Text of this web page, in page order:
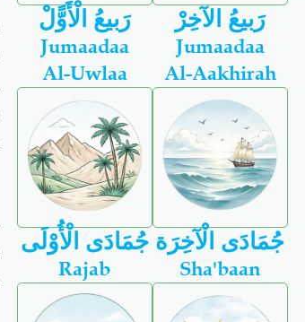
رَبيعُ الْأَوًّلْ رَبيعُ الآخِرْ
Jumaadaa
Al-Uwlaa
جُمَادَى الْأُوْلَى
Jumaadaa
Al-Aakhirah
جُمَادَى الْآخِرَة
Rajab Sha'baan